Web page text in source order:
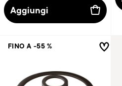
Aggiungi
FINO A -55 %